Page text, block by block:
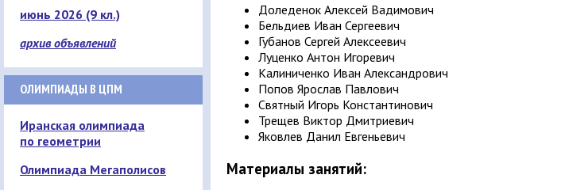
июнь 2026 (9 кл.)
архив объявлений
ОЛИМПИАДЫ В ЦПМ
Иранская олимпиада
по геометрии
Олимпиада Мегаполисов
Доледенок Алексей Вадимович
Бельдиев Иван Сергеевич
Губанов Сергей Алексеевич
Луценко Антон Игоревич
Калиниченко Иван Александрович
Попов Ярослав Павлович
Святный Игорь Константинович
Трещев Виктор Дмитриевич
Яковлев Данил Евгеньевич
Материалы занятий: